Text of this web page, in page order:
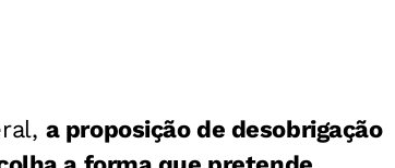
a proposição de desobrigação